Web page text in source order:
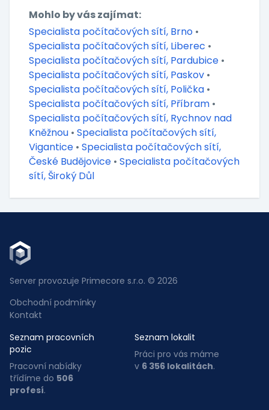
Mohlo by vás zajímat:
Specialista počítačových sítí, Brno •
Specialista počítačových sítí, Liberec •
Specialista počítačových sítí, Pardubice •
Specialista počítačových sítí, Paskov •
Specialista počítačových sítí, Polička •
Specialista počítačových sítí, Příbram •
Specialista počítačových sítí, Rychnov nad
Kněžnou • Specialista počítačových sítí,
Vigantice • Specialista počítačových sítí,
České Budějovice • Specialista počítačových
sítí, Široký Důl
Server provozuje Primecore s.r.o. © 2026
Obchodní podmínky
Kontakt
Seznam pracovních
pozic
Pracovní nabídky
třídíme do 506
profesí.
Seznam lokalit
Práci pro vás máme
v 6 356 lokalitách.